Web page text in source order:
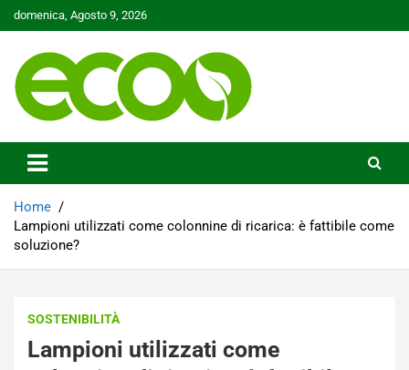
Skip
to
domenica, Agosto 9, 2026
Ecoo.it
Home
Lampioni utilizzati come colonnine di ricarica: è fattibile come
soluzione?
SOSTENIBILITÀ
Lampioni utilizzati come